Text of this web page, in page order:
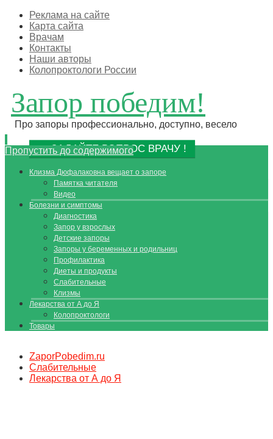
Реклама на сайте
Карта сайта
Врачам
Контакты
Наши авторы
Колопроктологи России
Запор победим!
Про запоры профессионально, доступно, весело
ЗАДАЙТЕ ВОПРОС ВРАЧУ !
Пропустить до содержимого
Клизма Дюфалаковна вещает о запоре
Памятка читателя
Видео
Болезни и симптомы
Диагностика
Запор у взрослых
Детские запоры
Запоры у беременных и родильниц
Профилактика
Диеты и продукты
Слабительные
Клизмы
Лекарства от А до Я
Колопроктологи
Товары
ZaporPobedim.ru
Слабительные
Лекарства от А до Я